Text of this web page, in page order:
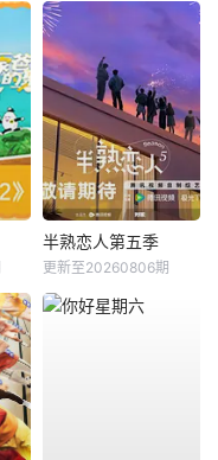
半熟恋人第五季
更新至20260806期